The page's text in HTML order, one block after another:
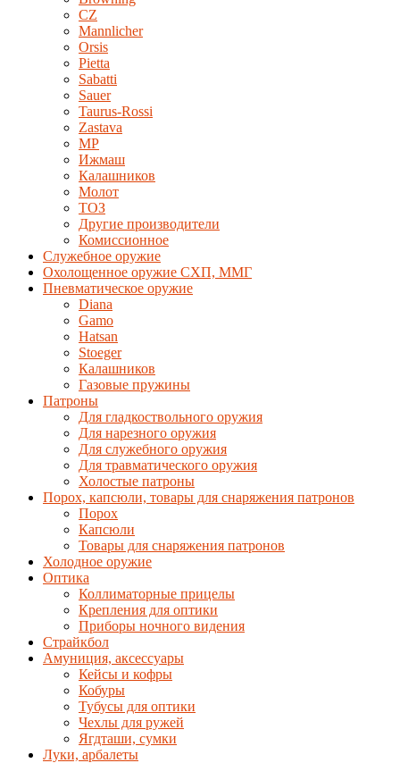
CZ
Mannlicher
Orsis
Pietta
Sabatti
Sauer
Taurus-Rossi
Zastava
MP
Ижмаш
Калашников
Молот
ТОЗ
Другие производители
Комиссионное
Служебное оружие
Охолощенное оружие СХП, ММГ
Пневматическое оружие
Diana
Gamo
Hatsan
Stoeger
Калашников
Газовые пружины
Патроны
Для гладкоствольного оружия
Для нарезного оружия
Для служебного оружия
Для травматического оружия
Холостые патроны
Порох, капсюли, товары для снаряжения патронов
Порох
Капсюли
Товары для снаряжения патронов
Холодное оружие
Оптика
Коллиматорные прицелы
Крепления для оптики
Приборы ночного видения
Страйкбол
Амуниция, аксессуары
Кейсы и кофры
Кобуры
Тубусы для оптики
Чехлы для ружей
Ягдташи, сумки
Луки, арбалеты